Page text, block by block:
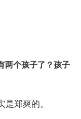
两个孩子了？孩子
郑爽的。